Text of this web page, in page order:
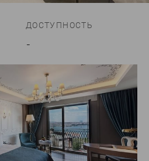
ДОСТУПНОСТЬ
-